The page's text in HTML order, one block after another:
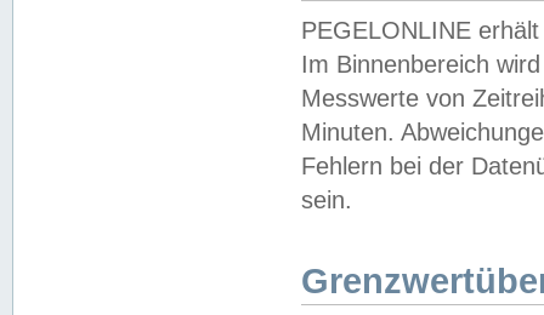
PEGELONLINE
Im Binnenbereich
Messwerte von
Minuten.
Fehlern bei der
sein.